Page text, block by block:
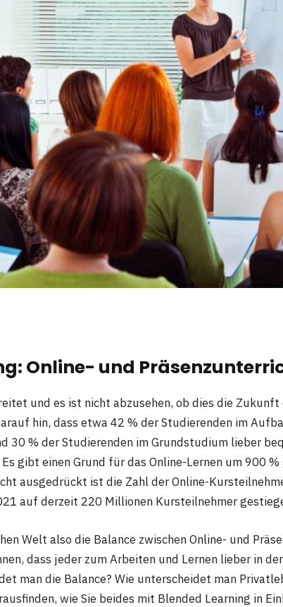
Online- und
und es ist nicht abzusehen, ob dies die
hin, dass etwa 42 % der Studierenden im
30 % der Studierenden im Grundstudium lieber
gibt einen Grund für das Online-Lernen um 900
ausgedrückt ist die Zahl der Online-
auf derzeit 220 Millionen Kursteilnehmer
Welt also die Balance zwischen Online- und
dass jeder zum Arbeiten und Lernen lieber in
man die Balance? Wie unterscheidet man
wie Sie beides mit Blended Learning in